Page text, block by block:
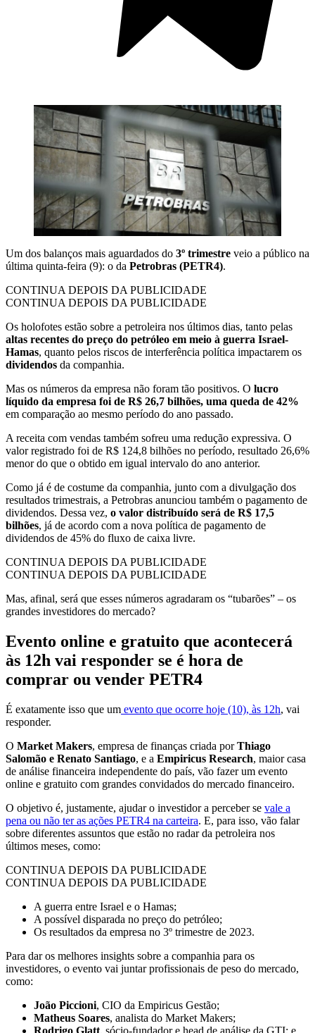
Um dos balanços mais aguardados do 3º trimestre veio a público na
última quinta-feira (9): o da Petrobras (PETR4).
CONTINUA DEPOIS DA PUBLICIDADE
CONTINUA DEPOIS DA PUBLICIDADE
Os holofotes estão sobre a petroleira nos últimos dias, tanto pelas
altas recentes do preço do petróleo em meio à guerra Israel-
Hamas, quanto pelos riscos de interferência política impactarem os
dividendos da companhia.
Mas os números da empresa não foram tão positivos. O lucro
líquido da empresa foi de R$ 26,7 bilhões, uma queda de 42%
em comparação ao mesmo período do ano passado.
A receita com vendas também sofreu uma redução expressiva. O
valor registrado foi de R$ 124,8 bilhões no período, resultado 26,6%
menor do que o obtido em igual intervalo do ano anterior.
Como já é de costume da companhia, junto com a divulgação dos
resultados trimestrais, a Petrobras anunciou também o pagamento de
dividendos. Dessa vez, o valor distribuído será de R$ 17,5
bilhões, já de acordo com a nova política de pagamento de
dividendos de 45% do fluxo de caixa livre.
CONTINUA DEPOIS DA PUBLICIDADE
CONTINUA DEPOIS DA PUBLICIDADE
Mas, afinal, será que esses números agradaram os “tubarões” – os
grandes investidores do mercado?
Evento online e gratuito que acontecerá
às 12h vai responder se é hora de
comprar ou vender PETR4
É exatamente isso que um evento que ocorre hoje (10), às 12h, vai
responder.
O Market Makers, empresa de finanças criada porThiago
Salomão e Renato Santiago, e a Empiricus Research, maior casa
de análise financeira independente do país, vão fazer um evento
online e gratuito com grandes convidados do mercado financeiro.
O objetivo é, justamente, ajudar o investidor a perceber se vale a
pena ou não ter as ações PETR4 na carteira. E, para isso, vão falar
sobre diferentes assuntos que estão no radar da petroleira nos
últimos meses, como:
CONTINUA DEPOIS DA PUBLICIDADE
CONTINUA DEPOIS DA PUBLICIDADE
A guerra entre Israel e o Hamas;
A possível disparada no preço do petróleo;
Os resultados da empresa no 3º trimestre de 2023.
Para dar os melhores insights sobre a companhia para os
investidores, o evento vai juntar profissionais de peso do mercado,
como:
João Piccioni, CIO da Empiricus Gestão;
Matheus Soares, analista do Market Makers;
Rodrigo Glatt, sócio-fundador e head de análise da GTI; e